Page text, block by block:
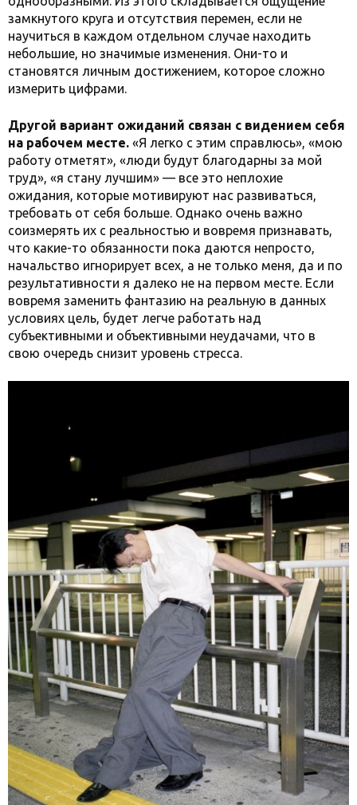
замкнутого круга и отсутствия перемен, если не
научиться в каждом отдельном случае находить
небольшие, но значимые изменения. Они-то и
становятся личным достижением, которое сложно
измерить цифрами.
Другой вариант ожиданий связан с видением себя
на рабочем месте. «Я легко с этим справлюсь», «мою
работу отметят», «люди будут благодарны за мой
труд», «я стану лучшим» — все это неплохие
ожидания, которые мотивируют нас развиваться,
требовать от себя больше. Однако очень важно
соизмерять их с реальностью и вовремя признавать,
что какие-то обязанности пока даются непросто,
начальство игнорирует всех, а не только меня, да и по
результативности я далеко не на первом месте. Если
вовремя заменить фантазию на реальную в данных
условиях цель, будет легче работать над
субъективными и объективными неудачами, что в
свою очередь снизит уровень стресса.